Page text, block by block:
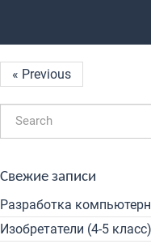
« Previous
Свежие записи
Разработка
Изобретатели (4-5 класс)